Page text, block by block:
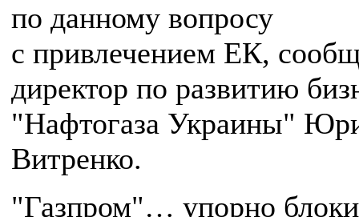
по данному вопросу
с привлечением ЕК,
директор по развитию
"Нафтогаза Украины"
Витренко.
"Газпром"… упорно